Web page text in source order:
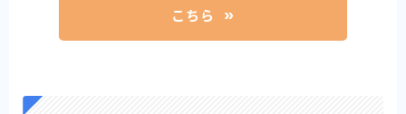
こちら